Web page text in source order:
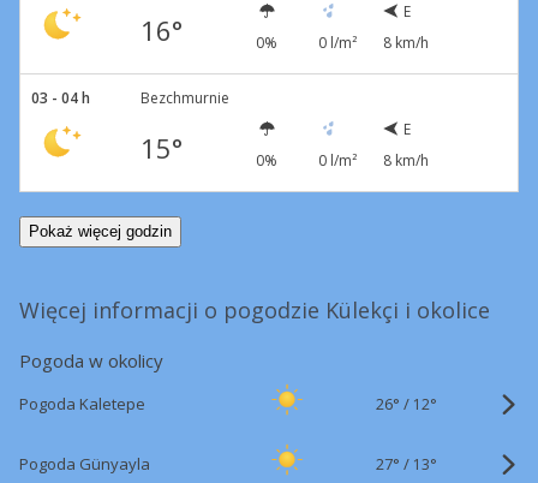
16° 0% 0 l/m²
E
8 km/h
03 - 04 h Bezchmurnie
15° 0% 0 l/m²
E
8 km/h
Pokaż więcej godzin
Więcej informacji o pogodzie Külekçi i okolice
Pogoda w okolicy
Pogoda Kaletepe 26° / 12°
Pogoda Günyayla 27° / 13°